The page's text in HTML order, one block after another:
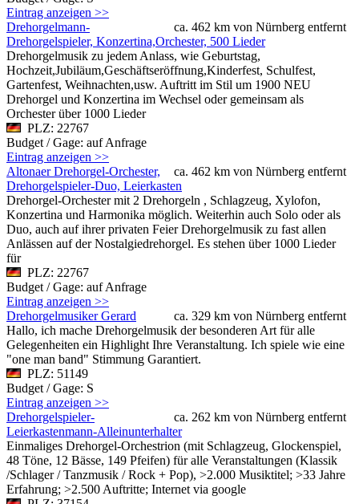
Eintrag anzeigen >>
ca. 462 km von Nürnberg entfernt
Drehorgelmann-
Drehorgelspieler, Konzertina,Orchester, 500 Lieder
Drehorgelmusik zu jedem Anlass, wie Geburtstag,
Hochzeit,Jubiläum,Geschäftseröffnung,Kinderfest, Schulfest,
Gartenfest, Weihnachten,usw. Auftritt im Stil um 1900 NEU
Drehorgel und Konzertina im Wechsel oder gemeinsam als
Orchester über 1000 Lieder
PLZ: 22767
Budget / Gage: auf Anfrage
Eintrag anzeigen >>
ca. 462 km von Nürnberg entfernt
Altonaer Drehorgel-Orchester,
Drehorgelspieler-Duo, Leierkasten
Drehorgel-Orchester mit 2 Drehorgeln , Schlagzeug, Xylofon,
Konzertina und Harmonika möglich. Weiterhin auch Solo oder als
Duo, auch auf ihrer privaten Feier Drehorgelmusik zu fast allen
Anlässen auf der Nostalgiedrehorgel. Es stehen über 1000 Lieder
für
PLZ: 22767
Budget / Gage: auf Anfrage
Eintrag anzeigen >>
ca. 329 km von Nürnberg entfernt
Drehorgelmusiker Gerard
Hallo, ich mache Drehorgelmusik der besonderen Art für alle
Gelegenheiten ein Highlight Ihre Veranstaltung. Ich spiele wie eine
"one man band" Stimmung Garantiert.
PLZ: 51149
Budget / Gage: S
Eintrag anzeigen >>
ca. 262 km von Nürnberg entfernt
Drehorgelspieler-
Leierkastenmann-Alleinunterhalter
Einmaliges Drehorgel-Orchestrion (mit Schlagzeug, Glockenspiel,
48 Töne, 12 Bässe, 149 Pfeifen) für alle Veranstaltungen (Klassik
/Schlager / Tanzmusik / Rock + Pop), >2.000 Musiktitel; >33 Jahre
Erfahrung; >2.500 Auftritte; Internet via google